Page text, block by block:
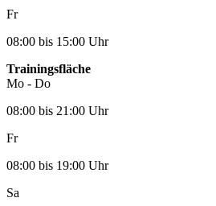
Fr
08:00 bis 15:00 Uhr
Trainingsfläche
Mo - Do
08:00 bis 21:00 Uhr
Fr
08:00 bis 19:00 Uhr
Sa